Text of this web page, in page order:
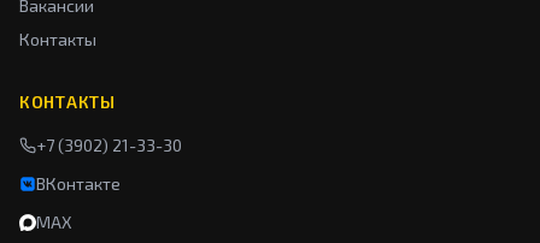
Вакансии
Контакты
КОНТАКТЫ
+7 (3902) 21-33-30
ВКонтакте
MAX